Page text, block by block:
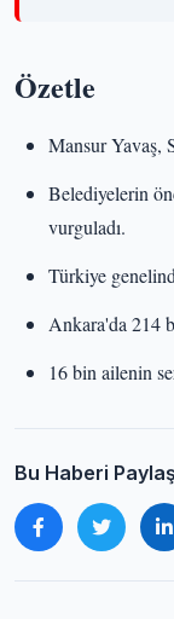
Özetle
Mansur Yavaş,
Belediyelerin
vurguladı.
Türkiye
Ankara'da 214
16 bin ailenin
Bu Haberi